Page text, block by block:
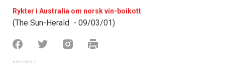
Rykter i Australia om norsk vin-boikott
(The Sun-Herald - 09/03/01)